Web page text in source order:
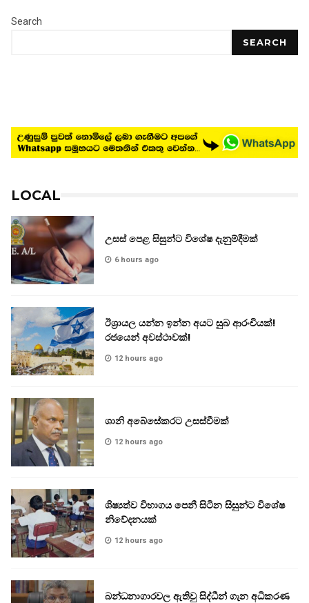
Search
SEARCH
LOCAL
උසස් පෙළ සිසුන්ට විශේෂ දැනුම්දීමක්
6 hours ago
ඊශ්‍රායල යන්න ඉන්න අයට සුබ ආරංචියක්!
‍රජයෙන් අවස්ථාවක්!
12 hours ago
ශානි අබේසේකරට උසස්වීමක්
12 hours ago
ශිෂ්‍යත්ව විභාගය පෙනී සිටින සිසුන්ට විශේෂ
නිවේදනයක්
12 hours ago
බන්ධනාගාරවල ඇතිවු සිද්ධීන් ගැන අධිකරණ